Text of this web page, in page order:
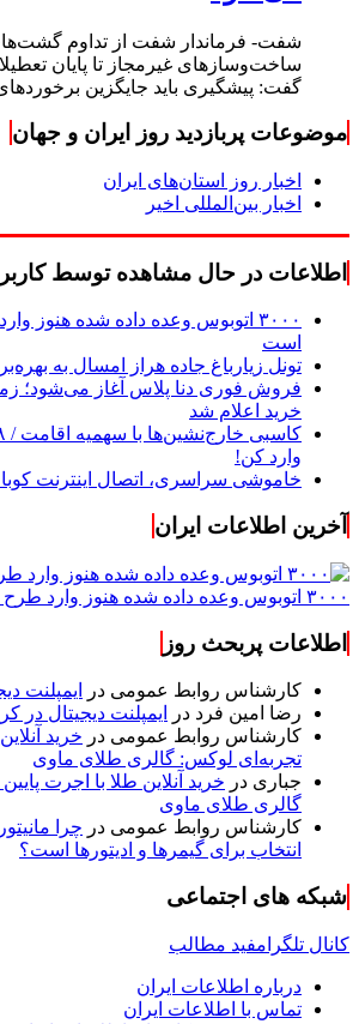
شفت- فرماندار شفت از تداوم
ساخت‌وسازهای غیرمجاز تا پایان
گفت: پیشگیری باید جایگزین
موضوعات پربازدید روز ایران و جهان
اخبار روز استان‌های ایران
اخبار بین‌المللی اخیر
اطلاعات در حال مشاهده توسط
۳۰۰۰ اتوبوس وعده داده شده هنوز
است
تونل زیارباغ جاده هراز امسال به
فروش فوری دنا پلاس آغاز می‌شود؛
خرید اعلام شد
وارد کن!
خاموشی سراسری، اتصال اینترنت
آخرین اطلاعات ایران
۳۰۰۰ اتوبوس وعده داده شده هنوز وارد طرح اربعین نشده است
اطلاعات پربحث روز
کارشناس روابط عمومی در
ایمپلنت
رضا امین فرد در
ایمپلنت دیجیتال در
کارشناس روابط عمومی در خرید
تجربه‌ای لوکس: گالری طلای ماوی
جباری در خرید آنلاین طلا با اجرت
گالری طلای ماوی
کارشناس روابط عمومی در چرا
انتخاب برای گیمرها و ادیتورها است؟
شبکه های اجتماعی
کانال تلگرامفید مطالب
درباره اطلاعات ایران
تماس با اطلاعات ایران